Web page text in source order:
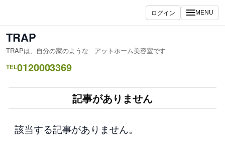
を
ス
キ
ッ
ログイン MENU
TRAP
TRAPは、自分の家のような アットホーム美容室です
TEL0120003369
記事がありません
該当する記事がありません。